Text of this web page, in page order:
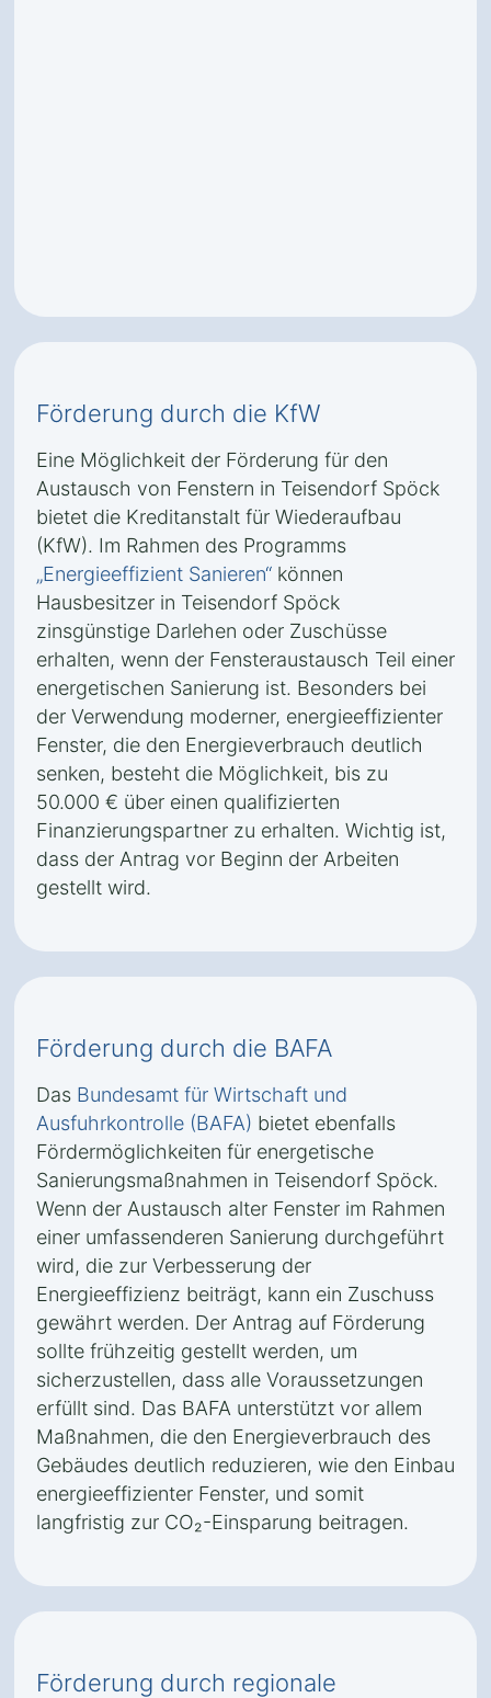
Förderung durch die KfW
Eine Möglichkeit der Förderung für den
Austausch von Fenstern in Teisendorf Spöck
bietet die Kreditanstalt für Wiederaufbau
(KfW). Im Rahmen des Programms
„Energieeffizient Sanieren“ können
Hausbesitzer in Teisendorf Spöck
zinsgünstige Darlehen oder Zuschüsse
erhalten, wenn der Fensteraustausch Teil einer
energetischen Sanierung ist. Besonders bei
der Verwendung moderner, energieeffizienter
Fenster, die den Energieverbrauch deutlich
senken, besteht die Möglichkeit, bis zu
50.000 € über einen qualifizierten
Finanzierungspartner zu erhalten. Wichtig ist,
dass der Antrag vor Beginn der Arbeiten
gestellt wird.
Förderung durch die BAFA
Das Bundesamt für Wirtschaft und
Ausfuhrkontrolle (BAFA) bietet ebenfalls
Fördermöglichkeiten für energetische
Sanierungsmaßnahmen in Teisendorf Spöck.
Wenn der Austausch alter Fenster im Rahmen
einer umfassenderen Sanierung durchgeführt
wird, die zur Verbesserung der
Energieeffizienz beiträgt, kann ein Zuschuss
gewährt werden. Der Antrag auf Förderung
sollte frühzeitig gestellt werden, um
sicherzustellen, dass alle Voraussetzungen
erfüllt sind. Das BAFA unterstützt vor allem
Maßnahmen, die den Energieverbrauch des
Gebäudes deutlich reduzieren, wie den Einbau
energieeffizienter Fenster, und somit
langfristig zur CO₂-Einsparung beitragen.
Förderung durch regionale